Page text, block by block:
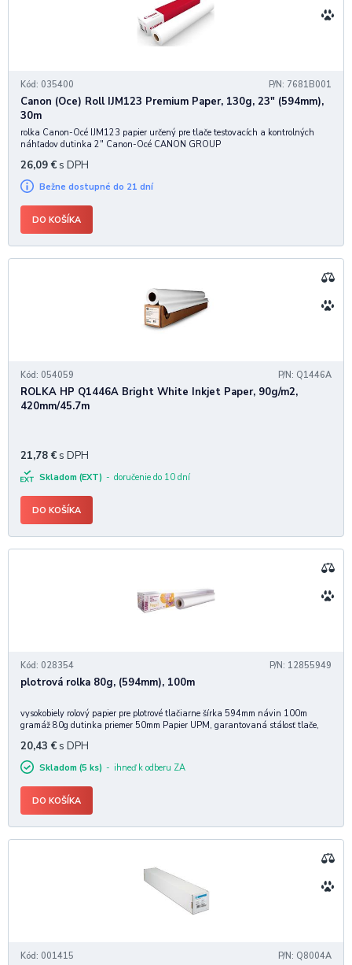
Kód: 035400 P/N: 7681B001
Canon (Oce) Roll IJM123 Premium Paper, 130g, 23" (594mm),
30m
rolka Canon-Océ IJM123 papier určený pre tlače testovacích a kontrolných
náhľadov dutinka 2" Canon-Océ CANON GROUP
26,09 € s DPH
Bežne dostupné do 21 dní
DO KOŠÍKA
Kód: 054059 P/N: Q1446A
ROLKA HP Q1446A Bright White Inkjet Paper, 90g/m2,
420mm/45.7m
21,78 € s DPH
Skladom (EXT) doručenie do 10 dní
DO KOŠÍKA
Kód: 028354 P/N: 12855949
plotrová rolka 80g, (594mm), 100m
vysokobiely rolový papier pre plotrové tlačiarne šírka 594mm návin 100m
gramáž 80g dutinka priemer 50mm Papier UPM, garantovaná stálosť tlače,
20,43 € s DPH
Skladom (5 ks) ihneď k odberu ZA
DO KOŠÍKA
Kód: 001415 P/N: Q8004A